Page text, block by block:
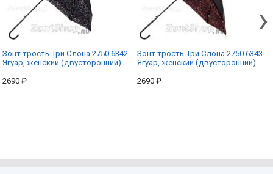
Зонт трость Три Слона 2750 6342
Ягуар, женский (двусторонний)
2690 ₽
Зонт трость Три Слона 2750 6343
Ягуар, женский (двусторонний)
2690 ₽
›